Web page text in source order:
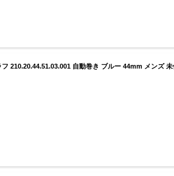
210.20.44.51.03.001 自動巻き ブルー 44mm メンズ